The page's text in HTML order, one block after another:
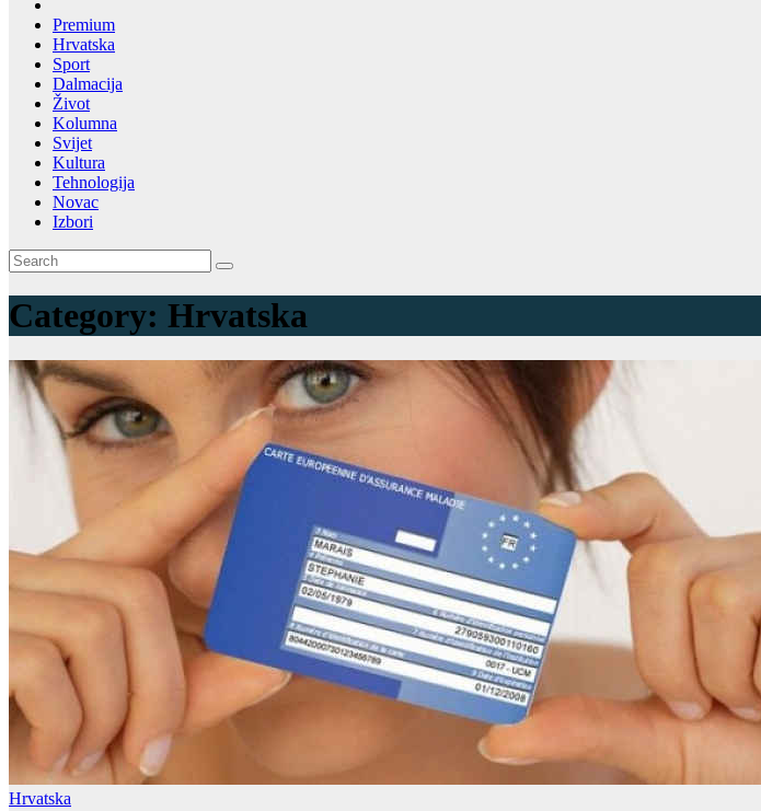
Premium
Hrvatska
Sport
Dalmacija
Život
Kolumna
Svijet
Kultura
Tehnologija
Novac
Izbori
Category: Hrvatska
Hrvatska